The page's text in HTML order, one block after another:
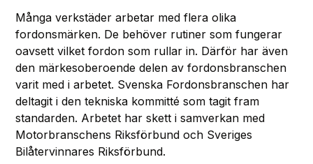
Många verkstäder arbetar med flera olika
fordonsmärken. De behöver rutiner som fungerar
oavsett vilket fordon som rullar in. Därför har även
den märkesoberoende delen av fordonsbranschen
varit med i arbetet. Svenska Fordonsbranschen har
deltagit i den tekniska kommitté som tagit fram
standarden. Arbetet har skett i samverkan med
Motorbranschens Riksförbund och Sveriges
Bilåtervinnares Riksförbund.